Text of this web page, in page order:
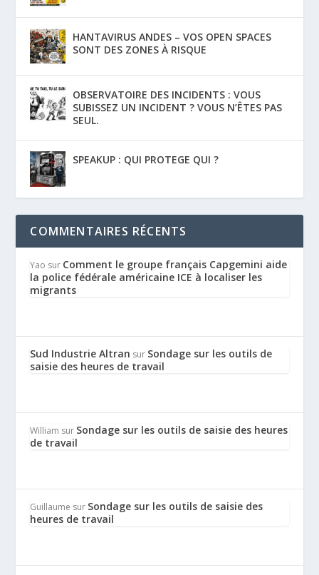
HANTAVIRUS ANDES – VOS OPEN SPACES
SONT DES ZONES À RISQUE
OBSERVATOIRE DES INCIDENTS : VOUS
SUBISSEZ UN INCIDENT ? VOUS N’ÊTES PAS
SEUL.
SPEAKUP : QUI PROTEGE QUI ?
COMMENTAIRES RÉCENTS
Yao sur Comment le groupe français Capgemini aide
la police fédérale américaine ICE à localiser les
migrants
Sud Industrie Altran sur Sondage sur les outils de
saisie des heures de travail
William sur Sondage sur les outils de saisie des heures
de travail
Guillaume sur Sondage sur les outils de saisie des
heures de travail